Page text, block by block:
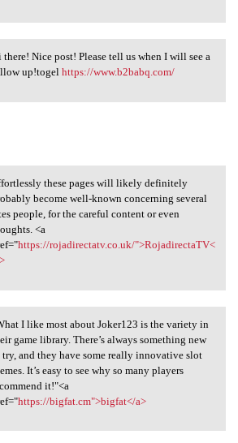
Nice post! Please
there! Nice post! Please tell us when I will see a
up!togel https://www.b2babq.com/
these pages will
these pages will likely definitely
become well-known concerning several
people, for the careful content or even
<a
https://rojadirectatv.co.uk/">RojadirectaTV<
I like most about
I like most about Joker123 is the variety in
game library. There’s always something new
try, and they have some really innovative slot
It’s easy to see why so many players
it!"<a
https://bigfat.cm">bigfat</a>